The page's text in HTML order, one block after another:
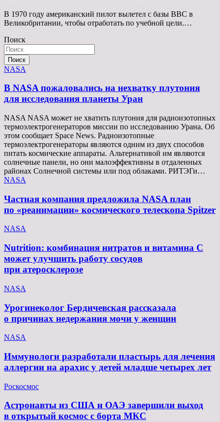
В 1970 году американский пилот вылетел с базы ВВС в
Великобритании, чтобы отработать по учебной цели.…
Поиск
Поиск
NASA
В NASA пожаловались на нехватку плутония
для исследования планеты Уран
NASA NASA может не хватить плутония для радиоизотопных
термоэлектрогенераторов миссии по исследованию Урана. Об
этом сообщает Space News. Радиоизотопные
термоэлектрогенераторы являются одним из двух способов
питать космические аппараты. Альтернативой им являются
солнечные панели, но они малоэффективны в отдаленных
районах Солнечной системы или под облаками. РИТЭГи…
NASA
Частная компания предложила NASA план
по «реанимации» космического телескопа Spitzer
NASA
Nutrition: комбинация нитратов и витамина C
может улучшить работу сосудов
при атеросклерозе
NASA
Урогинеколог Бердичевская рассказала
о причинах недержания мочи у женщин
NASA
Иммунологи разработали пластырь для лечения
аллергии на арахис у детей младше четырех лет
Роскосмос
Астронавты из США и ОАЭ завершили выход
в открытый космос с борта МКС